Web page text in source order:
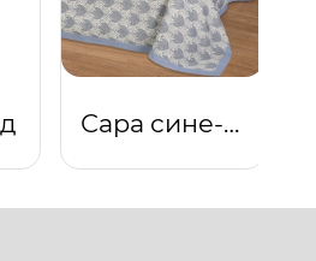
Сара сине-серая